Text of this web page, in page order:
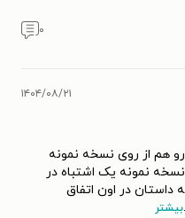
۰
۱۴۰۴/۰۸/۲۱
هم از روی نسخه نمونه
نمونه یک اشتباه در
داستان در اون اتفاق
بیشتر